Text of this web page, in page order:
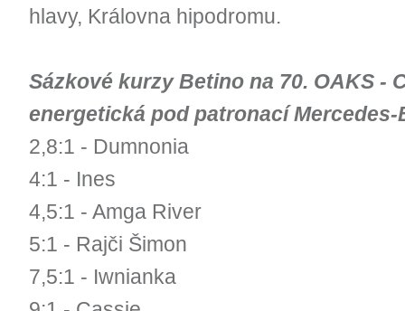
hlavy, Královna hipodromu.
Sázkové kurzy Betino na 70. OAKS -
energetická pod patronací Mercedes-
2,8:1 - Dumnonia
4:1 - Ines
4,5:1 - Amga River
5:1 - Rajči Šimon
7,5:1 - Iwnianka